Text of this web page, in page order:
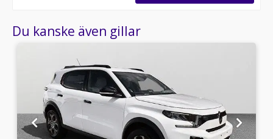
Du kanske även gillar